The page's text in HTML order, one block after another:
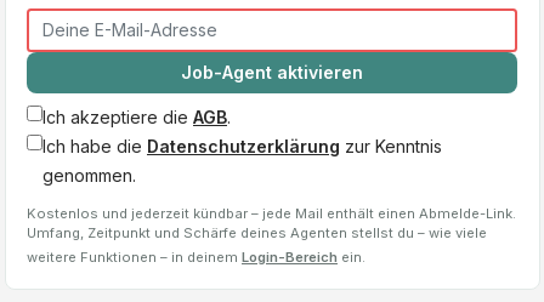
Job-Agent aktivieren
Ich akzeptiere die AGB.
Ich habe die Datenschutzerklärung zur Kenntnis
genommen.
Kostenlos und jederzeit kündbar – jede Mail enthält einen Abmelde-Link.
Umfang, Zeitpunkt und Schärfe deines Agenten stellst du – wie viele
weitere Funktionen – in deinem Login-Bereich ein.